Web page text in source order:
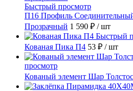
Быстрый просмотр
П16 Профиль
Прозрачный 1 590 ₽ / шт
Быстрый
Кованая Пика П4 53 ₽ / шт
просмотр
Кованый элемент Шар